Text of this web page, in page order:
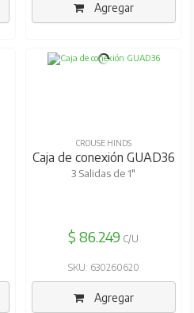
Agregar
CROUSE HINDS
Caja de conexión GUAD36
3 Salidas de 1"
$ 86.249 C/U
SKU: 630260620
Agregar